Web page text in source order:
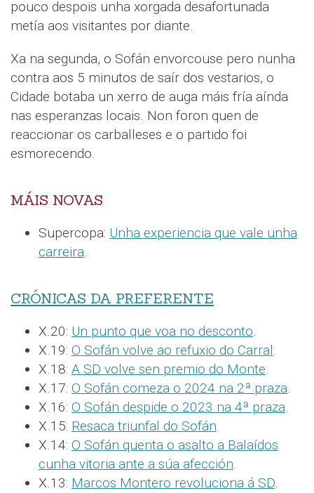
pouco despois unha xorgada desafortunada
metía aos visitantes por diante.
Xa na segunda, o Sofán envorcouse pero nunha
contra aos 5 minutos de saír dos vestarios, o
Cidade botaba un xerro de auga máis fría aínda
nas esperanzas locais. Non foron quen de
reaccionar os carballeses e o partido foi
esmorecendo.
MÁIS NOVAS
Supercopa: Unha experiencia que vale unha
carreira.
CRÓNICAS DA PREFERENTE
X.20: Un punto que voa no desconto.
X.19: O Sofán volve ao refuxio do Carral:
X.18: A SD volve sen premio do Monte.
X.17: O Sofán comeza o 2024 na 2ª praza.
X.16: O Sofán despide o 2023 na 4ª praza.
X.15: Resaca triunfal do Sofán.
X.14: O Sofán quenta o asalto a Balaídos
cunha vitoria ante a súa afección.
X.13: Marcos Montero revoluciona á SD.